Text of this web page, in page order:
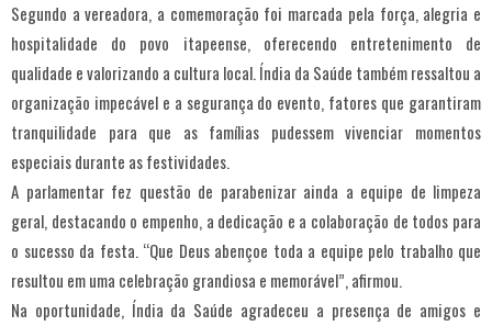
Segundo a vereadora, a comemoração foi marcada pela força, alegria e
hospitalidade do povo itapeense, oferecendo entretenimento de
qualidade e valorizando a cultura local. Índia da Saúde também ressaltou a
organização impecável e a segurança do evento, fatores que garantiram
tranquilidade para que as famílias pudessem vivenciar momentos
especiais durante as festividades.
A parlamentar fez questão de parabenizar ainda a equipe de limpeza
geral, destacando o empenho, a dedicação e a colaboração de todos para
o sucesso da festa. “Que Deus abençoe toda a equipe pelo trabalho que
resultou em uma celebração grandiosa e memorável”, afirmou.
Na oportunidade, Índia da Saúde agradeceu a presença de amigos e